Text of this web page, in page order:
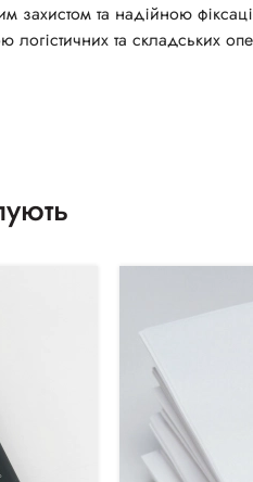
захистом та надійною
та складських